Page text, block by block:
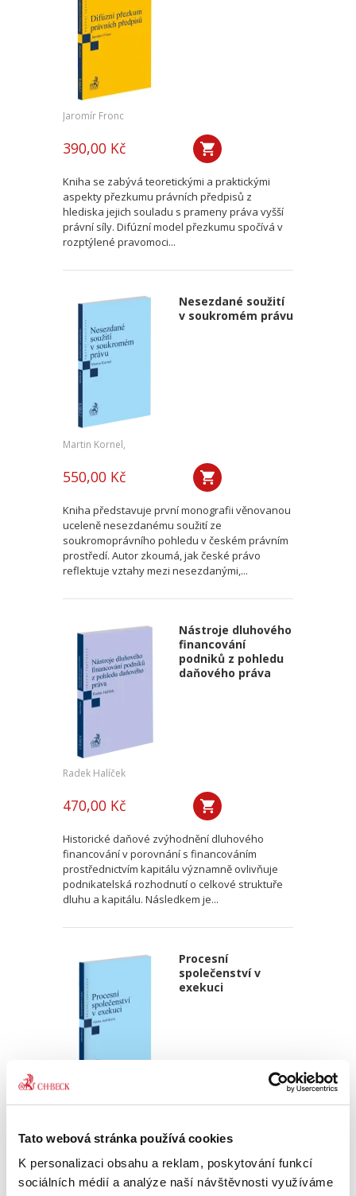
Tato webová stránka používá cookies
K personalizaci obsahu a reklam, poskytování funkcí
sociálních médií a analýze naší návštěvnosti využíváme
Jaromír Fronc
390,00 Kč
Kniha se zabývá teoretickými a praktickými
aspekty přezkumu právních předpisů z
hlediska jejich souladu s prameny práva vyšší
právní síly. Difúzní model přezkumu spočívá v
rozptýlené pravomoci...
Nesezdané soužití
v soukromém právu
Martin Kornel,
550,00 Kč
Kniha představuje první monografii věnovanou
uceleně nesezdanému soužití ze
soukromoprávního pohledu v českém právním
prostředí. Autor zkoumá, jak české právo
reflektuje vztahy mezi nesezdanými,...
Nástroje dluhového
financování
podniků z pohledu
daňového práva
Radek Halíček
470,00 Kč
Historické daňové zvýhodnění dluhového
financování v porovnání s financováním
prostřednictvím kapitálu významně ovlivňuje
podnikatelská rozhodnutí o celkové struktuře
dluhu a kapitálu. Následkem je...
Procesní
společenství v
exekuci
Aneta Jančíková
340,00 Kč
Téma procesního společenství představuje v
rámci civilního procesního práva oblast s